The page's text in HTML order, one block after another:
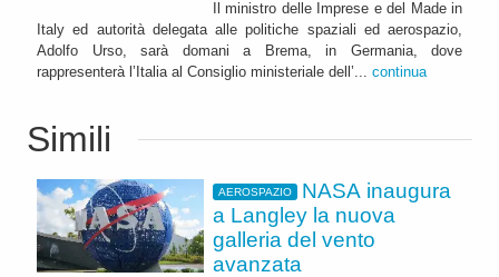
Il ministro delle Imprese e del Made in
Italy ed autorità delegata alle politiche spaziali ed aerospazio,
Adolfo Urso, sarà domani a Brema, in Germania, dove
rappresenterà l’Italia al Consiglio ministeriale dell’... continua
Simili
AEROSPAZIO
NASA inaugura
a Langley la nuova
galleria del vento
avanzata